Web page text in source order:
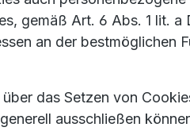
gemäß Art. 6 Abs. 1 lit.
an der
das Setzen von
ausschließen